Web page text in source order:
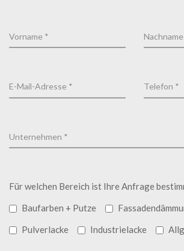
Für welchen Bereich ist Ihre Anfrage
Baufarben + Putze
Pulverlacke
Industrielacke